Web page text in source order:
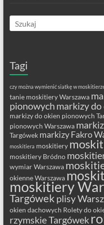
Tagi
czy można wymienić siatkę w
tanie moskitiery Warszawa
pionowych markizy
markizy do okien pionowych
pionowych Warszawa
Targówek markizy Fakro
moskitiera moskitiery
moskitiery Bródno
wymiar Warszawa
okienne Warszawa
moskitiery
Targówek plisy
okien dachowych Rolety do
rzymskie Targówek